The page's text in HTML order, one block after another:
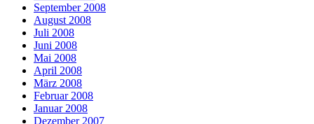
September 2008
August 2008
Juli 2008
Juni 2008
Mai 2008
April 2008
März 2008
Februar 2008
Januar 2008
Dezember 2007